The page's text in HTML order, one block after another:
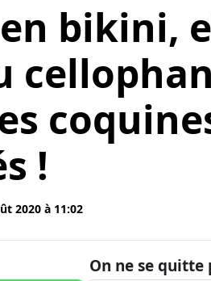
bikini,
!
2020 à 11:02
On ne se quitte